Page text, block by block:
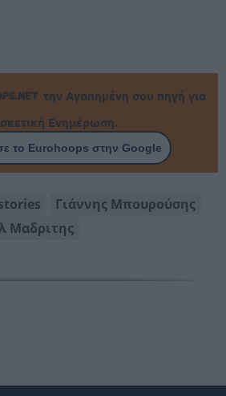
την Αγαπημένη σου πηγή για
Ενημέρωση.
το Eurohoops στην Google
Γιάννης Μπουρούσης
Μαδριτης